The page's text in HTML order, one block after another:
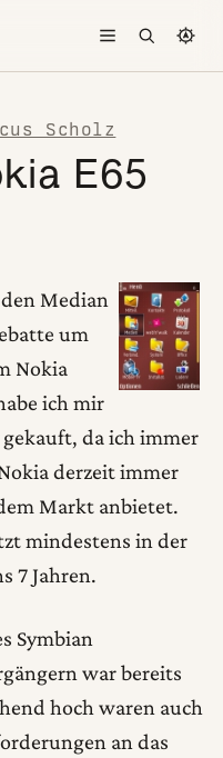
Toggle menu
Open
Scholz
E65
Median
um
Nokia
ich mir
da ich immer
derzeit immer
Markt anbietet.
mindestens in der
7 Jahren.
Symbian
war bereits
hoch waren auch
an das